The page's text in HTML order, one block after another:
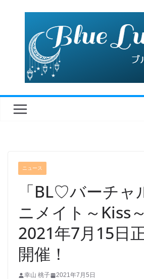
ニュース
「BL♡バーチャ
ニメイト～Kiss
2021年7月15日
開催！
幸山 桃子
2021年7月5日